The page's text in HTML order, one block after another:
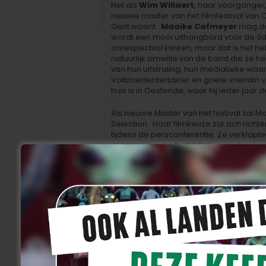
Net als Wim Willaert, haar
nieuwe master van het Filmfestival van
Gent woont. Maaike Cafmeyer mag
wordt een mooi uithangbord voor de
onrespectvol klinken, maar dat is het
natuurlijk omwille van de band die ze
van hun uitstraling, hun mediatieke
Volbloedentertainer en goeie vriendin
huis is in Oostende, waar hij ieder jaar
Als nieuwe Master van het festival zal
Selection. Haar filmkeuze zal zich
tijdens de persconferentie. Ze
‘Happiness’vanTodd Solondz. Een
zou kunnen zijn. We verwachten ook
Gedelegeerd bestuurder
van het festivalPeter
Craeymeersch
maakte
verder bekend dat Maaike
ook de gastvrouw zal zijn van
het programma dat in het
teken zal staan van de
Vlaamse film. Goed om te